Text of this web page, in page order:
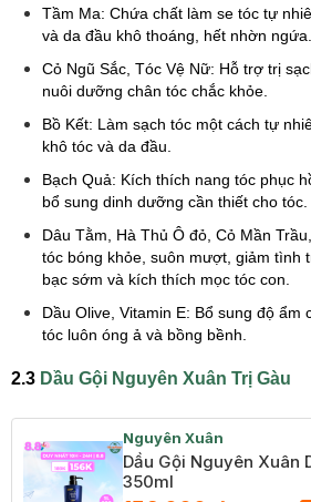
Tầm Ma: Chứa chất làm se tóc tự
và da đầu khô thoáng, hết nhờn ngứa.
Cỏ Ngũ Sắc, Tóc Vệ Nữ: Hỗ trợ trị
nuôi dưỡng chân tóc chắc khỏe.
Bồ Kết: Làm sạch tóc một cách tự
khô tóc và da đầu.
Bạch Quả: Kích thích nang tóc phục
bổ sung dinh dưỡng cần thiết cho tóc.
Dâu Tằm, Hà Thủ Ô đỏ, Cỏ Mần
tóc bóng khỏe, suôn mượt, giảm tình
bạc sớm và kích thích mọc tóc con.
Dầu Olive, Vitamin E: Bổ sung độ ẩm
tóc luôn óng ả và bồng bềnh.
2.3 Dầu Gội Nguyên Xuân Trị Gàu
Nguyên Xuân
Dầu Gội Nguyên Xuân
350ml